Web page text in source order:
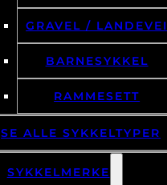
GRAVEL / LANDEVEI
BARNESYKKEL
RAMMESETT
SE ALLE SYKKELTYPER
SYKKELMERKE